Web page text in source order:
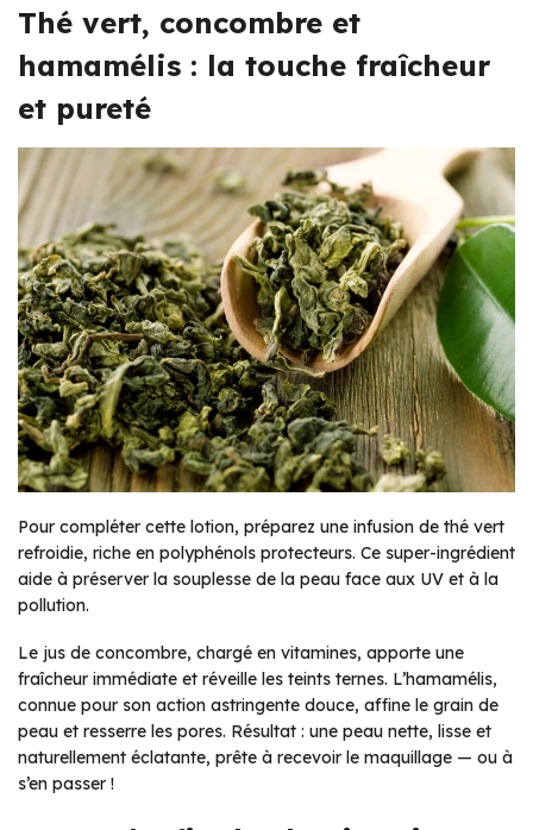
Thé vert, concombre et
hamamélis : la touche fraîcheur
et pureté
Pour compléter cette lotion, préparez une infusion de thé vert
refroidie, riche en polyphénols protecteurs. Ce super-ingrédient
aide à préserver la souplesse de la peau face aux UV et à la
pollution.
Le jus de concombre, chargé en vitamines, apporte une
fraîcheur immédiate et réveille les teints ternes. L’hamamélis,
connue pour son action astringente douce, affine le grain de
peau et resserre les pores. Résultat : une peau nette, lisse et
naturellement éclatante, prête à recevoir le maquillage — ou à
s’en passer !